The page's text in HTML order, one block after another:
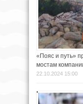
«Пояс и путь»
мостам
22.10.2024 15:00